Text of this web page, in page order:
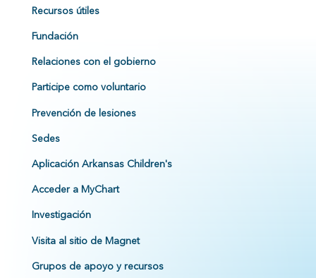
Recursos útiles
Fundación
Relaciones con el gobierno
Participe como voluntario
Prevención de lesiones
Sedes
Aplicación Arkansas Children's
Acceder a MyChart
Investigación
Visita al sitio de Magnet
Grupos de apoyo y recursos